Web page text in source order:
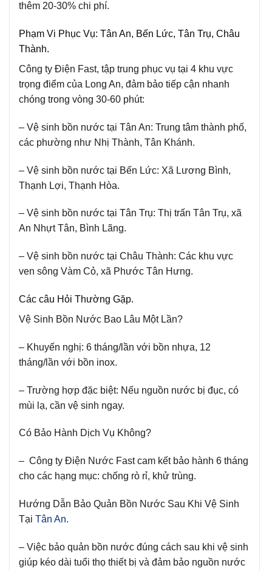
thêm 20-30% chi phí.
Phạm Vi Phục Vụ: Tân An, Bến Lức, Tân Trụ, Châu
Thành.
Công ty Điện Fast, tập trung phục vụ tại 4 khu vực
trọng điểm của Long An, đảm bảo tiếp cận nhanh
chóng trong vòng 30-60 phút:
– Vệ sinh bồn nước tại Tân An: Trung tâm thành phố,
các phường như Nhị Thành, Tân Khánh.
– Vệ sinh bồn nước tại Bến Lức: Xã Lương Bình,
Thạnh Lợi, Thạnh Hòa.
– Vệ sinh bồn nước tại Tân Trụ: Thị trấn Tân Trụ, xã
An Nhựt Tân, Bình Lãng.
– Vệ sinh bồn nước tại Châu Thành: Các khu vực
ven sông Vàm Cỏ, xã Phước Tân Hưng.
Các câu Hỏi Thường Gặp.
Vệ Sinh Bồn Nước Bao Lâu Một Lần?
– Khuyến nghị: 6 tháng/lần với bồn nhựa, 12
tháng/lần với bồn inox.
– Trường hợp đặc biệt: Nếu nguồn nước bị đục, có
mùi lạ, cần vệ sinh ngay.
Có Bảo Hành Dịch Vụ Không?
– Công ty Điện Nước Fast cam kết bảo hành 6 tháng
cho các hạng mục: chống rò rỉ, khử trùng.
Hướng Dẫn Bảo Quản Bồn Nước Sau Khi Vệ Sinh
Tại Tân An.
– Việc bảo quản bồn nước đúng cách sau khi vệ sinh
giúp kéo dài tuổi thọ thiết bị và đảm bảo nguồn nước